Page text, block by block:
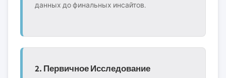
данных до финальных инсайтов.
2. Первичное Исследование